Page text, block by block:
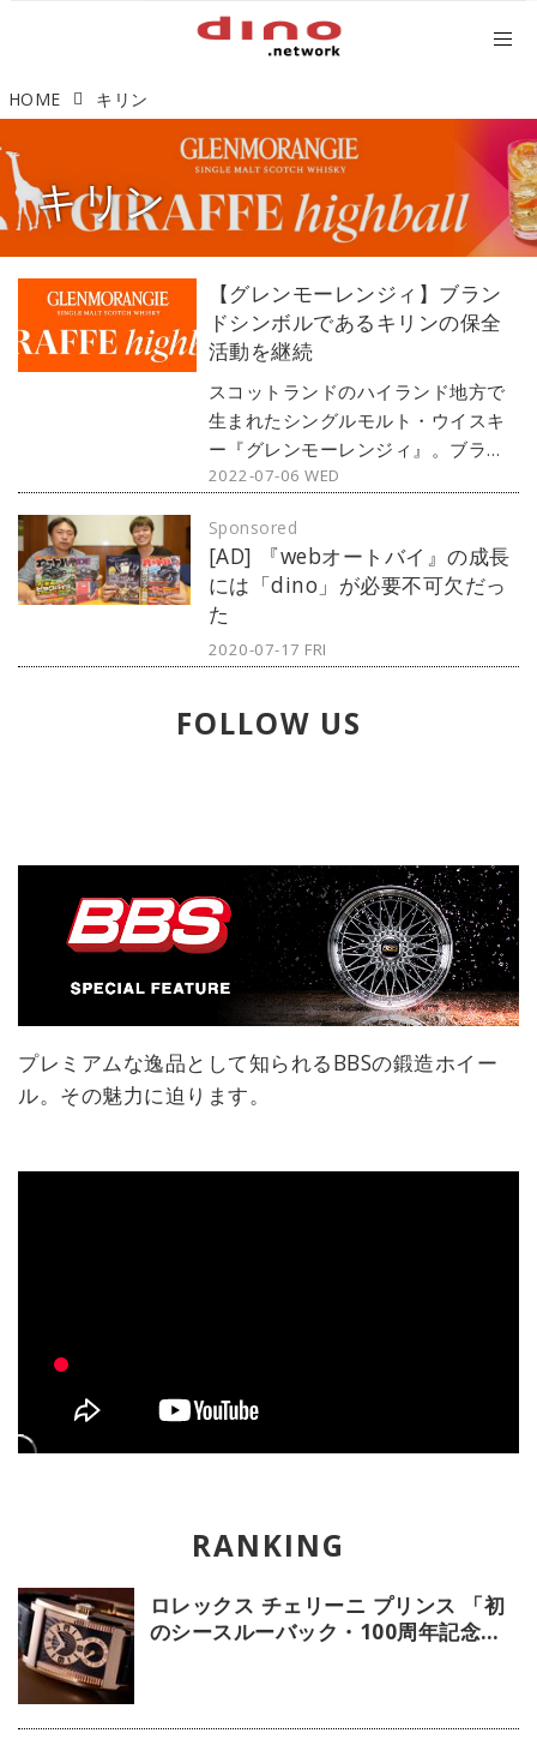
HOME キリン
キリン
【グレンモーレンジィ】ブラン
ドシンボルであるキリンの保全
活動を継続
スコットランドのハイランド地方で
生まれたシングルモルト・ウイスキ
ー『グレンモーレンジィ』。ブラン
ドの1つのシンボルとして表現してき
を、2020年6月21日の世界キリンの
日よりスタート。その活動はさまざ
まな形を経て現在も継続している。
2022-07-06 WED
[AD] 『webオートバイ』の成長
には「dino」が必要不可欠だっ
た
Sponsored
2020-07-17 FRI
FOLLOW US
プレミアムな逸品として知られるBBSの鍛造ホイー
ル。その魅力に迫ります。
ロレックス チェリーニ プリンス 「初
のシースルーバック・100周年記念モ